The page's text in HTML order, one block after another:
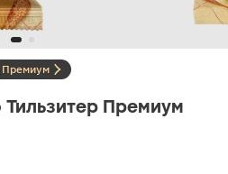
Премиум
Премиум